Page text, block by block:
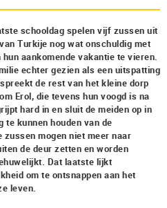
schooldag spelen vijf zussen uit
Turkije nog wat onschuldig met
aankomende vakantie te vieren.
echter gezien als een uitspatting
de rest van het kleine dorp
Erol, die tevens hun voogd is na
hard in en sluit de meiden op in
te kunnen houden van de
mogen niet meer naar
de deur zetten en worden
Dat laatste lijkt
om te ontsnappen aan het
leven.